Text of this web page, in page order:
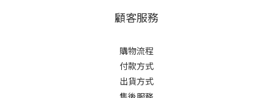
顧客服務
購物流程
付款方式
出貨方式